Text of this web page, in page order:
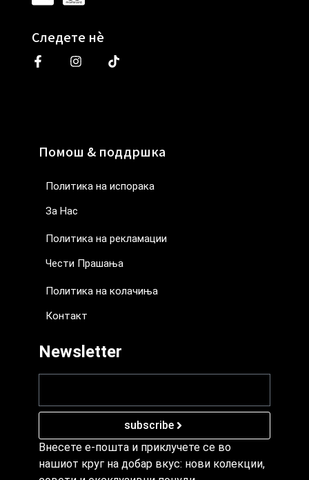
Следете нè
Помош & поддршка
Политика на испорака
За Нас
Политика на рекламации
Чести Прашања
Политика на колачиња
Контакт
Newsletter
subscribe
Внесете е-пошта и приклучете се во
нашиот круг на добар вкус: нови колекции,